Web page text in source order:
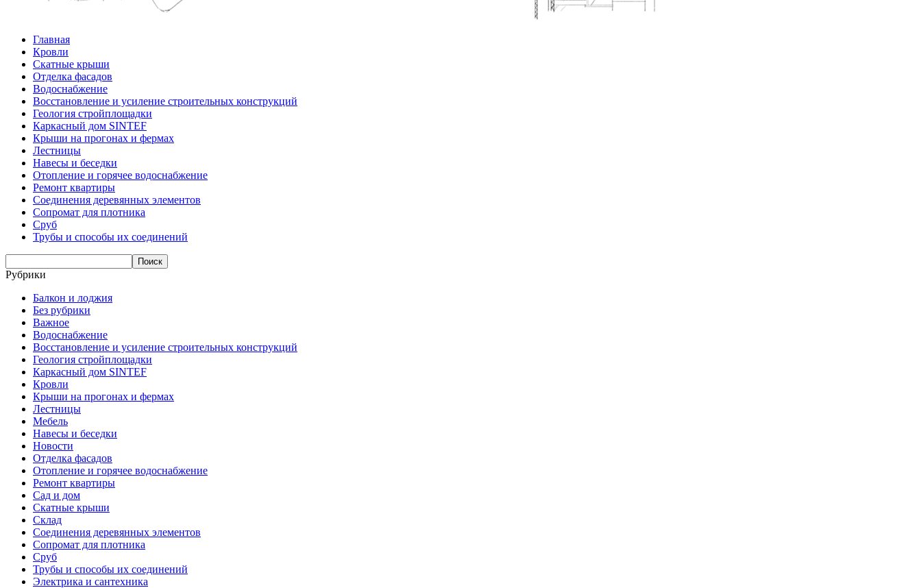
Главная
Кровли
Скатные крыши
Отделка фасадов
Водоснабжение
Восстановление и усиление строительных конструкций
Геология стройплощадки
Каркасный дом SINTEF
Крыши на прогонах и фермах
Лестницы
Навесы и беседки
Отопление и горячее водоснабжение
Ремонт квартиры
Соединения деревянных элементов
Сопромат для плотника
Сруб
Трубы и способы их соединений
Рубрики
Балкон и лоджия
Без рубрики
Важное
Водоснабжение
Восстановление и усиление строительных конструкций
Геология стройплощадки
Каркасный дом SINTEF
Кровли
Крыши на прогонах и фермах
Лестницы
Мебель
Навесы и беседки
Новости
Отделка фасадов
Отопление и горячее водоснабжение
Ремонт квартиры
Сад и дом
Скатные крыши
Склад
Соединения деревянных элементов
Сопромат для плотника
Сруб
Трубы и способы их соединений
Электрика и сантехника